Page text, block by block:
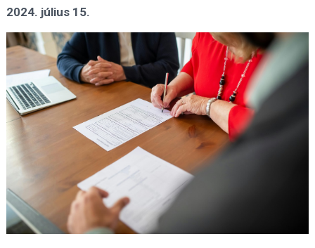
2024. július 15.